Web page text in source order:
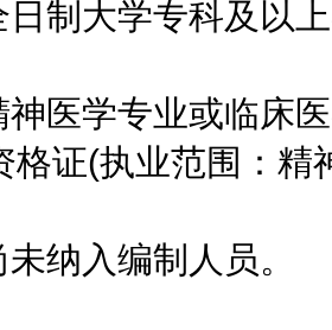
大学专科及以上
学专业或临床医
格证(执业范围：精
入编制人员。